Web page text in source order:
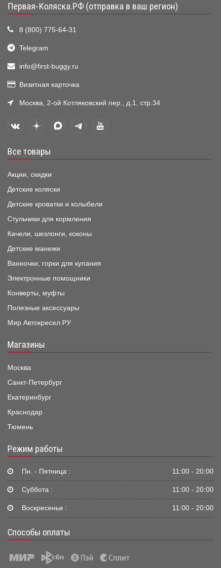
Первая-Коляска.РФ (отправка в ваш регион)
8 (800) 775-64-31
Telegram
info@first-buggy.ru
Визитная карточка
Москва, 2-ой Котляковский пер., д.1, стр.34
Все товары
Акции, скидки
Детские коляски
Детские кроватки и колыбели
Стульчики для кормления
Качели, шезлонги, коконы
Детские манежи
Ванночки, горки для купания
Электронные помощники
Конверты, муфты
Полезные аксессуары
Мир Автокресел.РУ
Магазины
Москва
Санкт-Петербург
Екатеринбург
Краснодар
Тюмень
Режим работы
Пн. - Пятница : 11:00 - 20:00
Суббота : 11:00 - 20:00
Воскресенье : 11:00 - 20:00
Способы оплаты